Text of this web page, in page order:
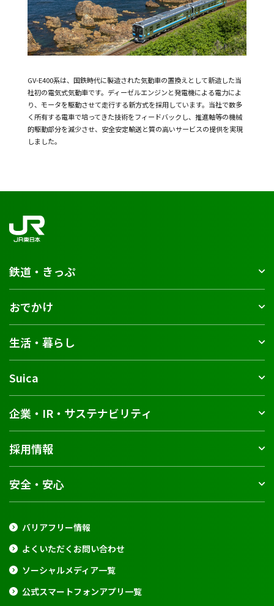
GV-E400系は、国鉄時代に製造された気動車の置換えとして新造した当
社初の電気式気動車です。ディーゼルエンジンと発電機による電力によ
り、モータを駆動させて走行する新方式を採用しています。当社で数多
く所有する電車で培ってきた技術をフィードバックし、推進軸等の機械
的駆動部分を減少させ、安全安定輸送と質の高いサービスの提供を実現
しました。
鉄道・きっぷ
おでかけ
生活・暮らし
Suica
企業・IR・サステナビリティ
採用情報
安全・安心
バリアフリー情報
よくいただくお問い合わせ
ソーシャルメディア一覧
公式スマートフォンアプリ一覧